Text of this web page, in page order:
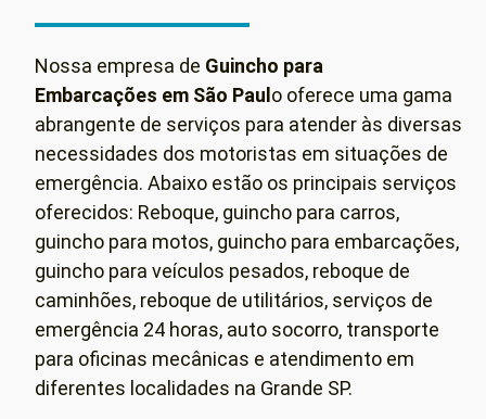
Nossa empresa de Guincho para
Embarcações em São Paul o oferece uma gama
abrangente de serviços para atender às diversas
necessidades dos motoristas em situações de
emergência. Abaixo estão os principais serviços
oferecidos: Reboque, guincho para carros,
guincho para motos, guincho para embarcações,
guincho para veículos pesados, reboque de
caminhões, reboque de utilitários, serviços de
emergência 24 horas, auto socorro, transporte
para oficinas mecânicas e atendimento em
diferentes localidades na Grande SP.